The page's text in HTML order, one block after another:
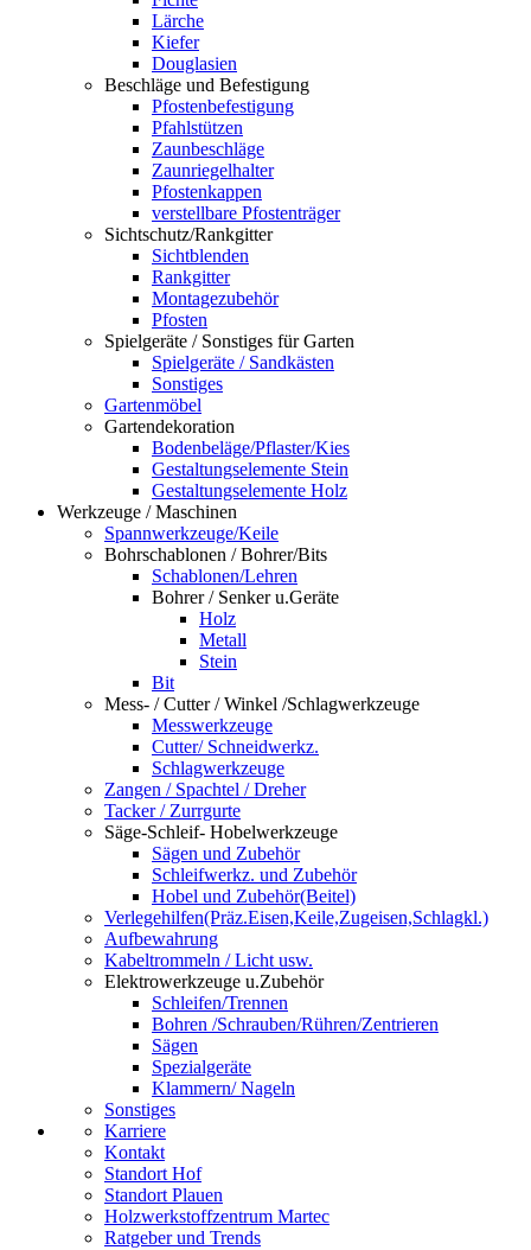
Lärche
Kiefer
Douglasien
Beschläge und Befestigung
Pfostenbefestigung
Pfahlstützen
Zaunbeschläge
Zaunriegelhalter
Pfostenkappen
verstellbare Pfostenträger
Sichtschutz/Rankgitter
Sichtblenden
Rankgitter
Montagezubehör
Pfosten
Spielgeräte / Sonstiges für Garten
Spielgeräte / Sandkästen
Sonstiges
Gartenmöbel
Gartendekoration
Bodenbeläge/Pflaster/Kies
Gestaltungselemente Stein
Gestaltungselemente Holz
Werkzeuge / Maschinen
Spannwerkzeuge/Keile
Bohrschablonen / Bohrer/Bits
Schablonen/Lehren
Bohrer / Senker u.Geräte
Holz
Metall
Stein
Bit
Mess- / Cutter / Winkel /Schlagwerkzeuge
Messwerkzeuge
Cutter/ Schneidwerkz.
Schlagwerkzeuge
Zangen / Spachtel / Dreher
Tacker / Zurrgurte
Säge-Schleif- Hobelwerkzeuge
Sägen und Zubehör
Schleifwerkz. und Zubehör
Hobel und Zubehör(Beitel)
Verlegehilfen(Präz.Eisen,Keile,Zugeisen,Schlagkl.)
Aufbewahrung
Kabeltrommeln / Licht usw.
Elektrowerkzeuge u.Zubehör
Schleifen/Trennen
Bohren /Schrauben/Rühren/Zentrieren
Sägen
Spezialgeräte
Klammern/ Nageln
Sonstiges
Karriere
Kontakt
Standort Hof
Standort Plauen
Holzwerkstoffzentrum Martec
Ratgeber und Trends